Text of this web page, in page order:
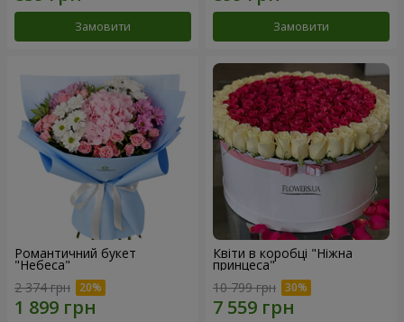
Замовити Замовити
Романтичний букет
"Небеса"
2 374 грн
Квіти в коробці "Ніжна
принцеса"
10 799 грн